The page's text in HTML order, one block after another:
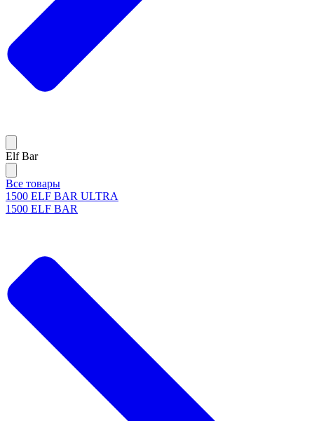
Elf Bar
Все товары
1500 ELF BAR ULTRA
1500 ELF BAR